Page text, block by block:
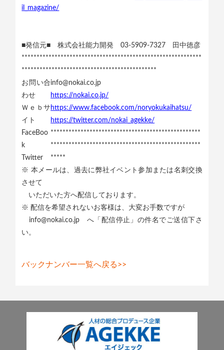
il_magazine/
■発信元■ 株式会社能力開発 03-5909-7327 田中徳彦
************************************************************
*********************************************
お問い合
わせ
Ｗｅｂサ
イト
FaceBoo
k
Twitter
info@nokai.co.jp
https://nokai.co.jp/
https://www.facebook.com/noryokukaihatsu/
https://twitter.com/nokai_agekke/
**************************************************
**************************************************
*****
※ 本メールは、過去に弊社イベント参加または名刺交換
させて
いただいた方へ配信しております。
※ 配信を希望されないお客様は、大変お手数ですが
info@nokai.co.jp へ「配信停止」の件名でご送信下さ
い。
バックナンバー一覧へ戻る>>